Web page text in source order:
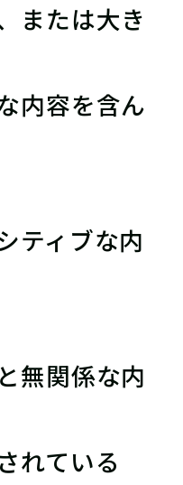
または大き
内容を含ん
ティブな内
無関係な内
れている